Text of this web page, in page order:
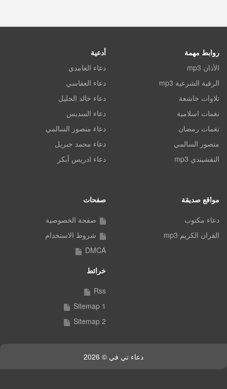
روابط مهمة
الأذان mp3
الرقية الشرعية mp3
تلاوات خاشعة
نغمات اسلامية
نغمات رمضان
منصور السالمي
النقشبندي mp3
أدعية
دعاء الغامدي
دعاء العفاسي
دعاء خالد الجليل
دعاء السديس
دعاء منصور السالمي
دعاء محمد جبريل
دعاء ادريس أبكر
مواقع صديقة
دعاء مكتوب
القران الكريم mp3
صفحات
صفحة الخصوصية
شروط الاستخدام
DMCA
خرائط
Rss
Sitemap 1
Sitemap 2
دعاء تي في © 2026